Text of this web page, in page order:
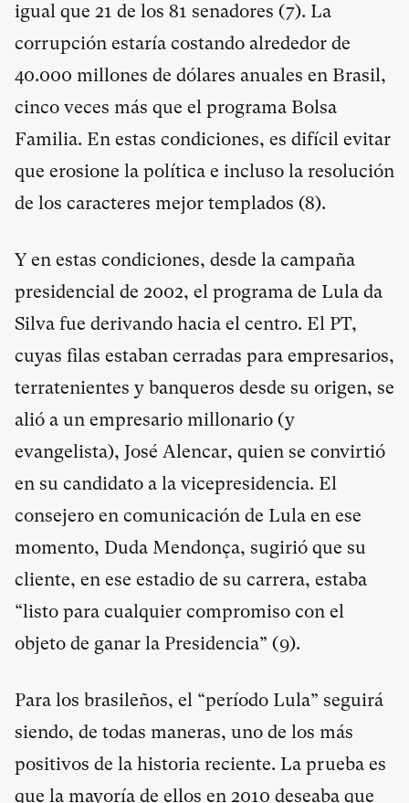
igual que 21 de los 81 senadores (7). La
corrupción estaría costando alrededor de
40.000 millones de dólares anuales en Brasil,
cinco veces más que el programa Bolsa
Familia. En estas condiciones, es difícil evitar
que erosione la política e incluso la resolución
de los caracteres mejor templados (8).
Y en estas condiciones, desde la campaña
presidencial de 2002, el programa de Lula da
Silva fue derivando hacia el centro. El PT,
cuyas filas estaban cerradas para empresarios,
terratenientes y banqueros desde su origen, se
alió a un empresario millonario (y
evangelista), José Alencar, quien se convirtió
en su candidato a la vicepresidencia. El
consejero en comunicación de Lula en ese
momento, Duda Mendonça, sugirió que su
cliente, en ese estadio de su carrera, estaba
“listo para cualquier compromiso con el
objeto de ganar la Presidencia” (9).
Para los brasileños, el “período Lula” seguirá
siendo, de todas maneras, uno de los más
positivos de la historia reciente. La prueba es
que la mayoría de ellos en 2010 deseaba que